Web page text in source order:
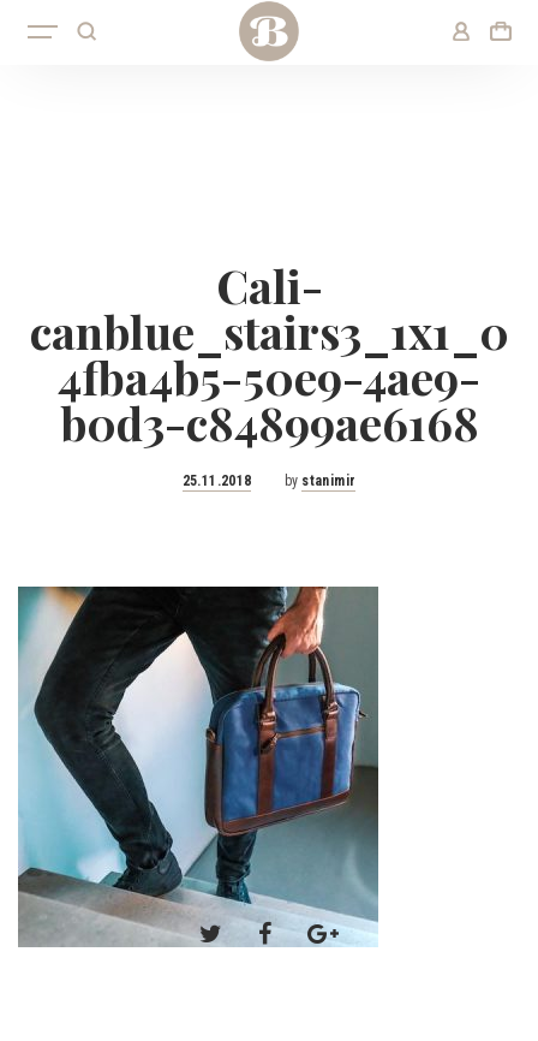
Cali-
canblue_stairs3_1x1_0
4fba4b5-50e9-4ae9-
b0d3-c84899ae6168
Posted
25.11.2018 by stanimir